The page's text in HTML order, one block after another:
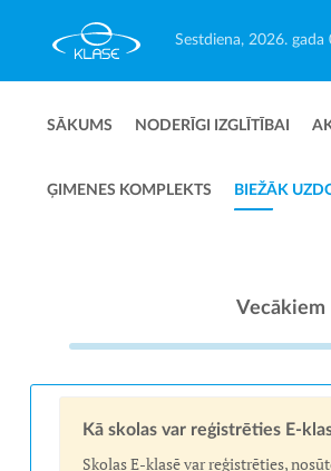
Sestdiena, 2026. gada
SĀKUMS NODERĪGI IZGLĪTĪBAI
ĢIMENES KOMPLEKTS BIEŽĀK
Vecākiem
Kā skolas var reģistrēties E-
Skolas E-klasē var reģistrēties,